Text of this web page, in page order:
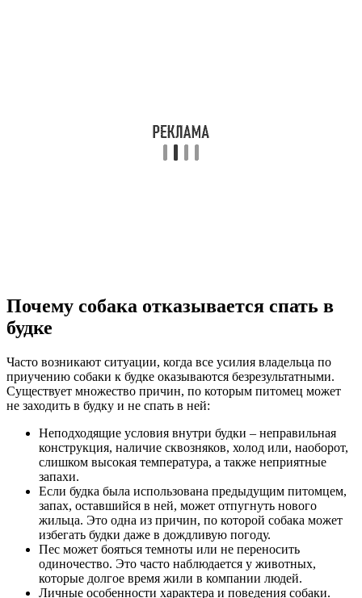
Почему собака отказывается спать в
будке
Часто возникают ситуации, когда все усилия владельца по
приучению собаки к будке оказываются безрезультатными.
Существует множество причин, по которым питомец может
не заходить в будку и не спать в ней:
Неподходящие условия внутри будки – неправильная
конструкция, наличие сквозняков, холод или, наоборот,
слишком высокая температура, а также неприятные
запахи.
Если будка была использована предыдущим питомцем,
запах, оставшийся в ней, может отпугнуть нового
жильца. Это одна из причин, по которой собака может
избегать будки даже в дождливую погоду.
Пес может бояться темноты или не переносить
одиночество. Это часто наблюдается у животных,
которые долгое время жили в компании людей.
Личные особенности характера и поведения собаки.